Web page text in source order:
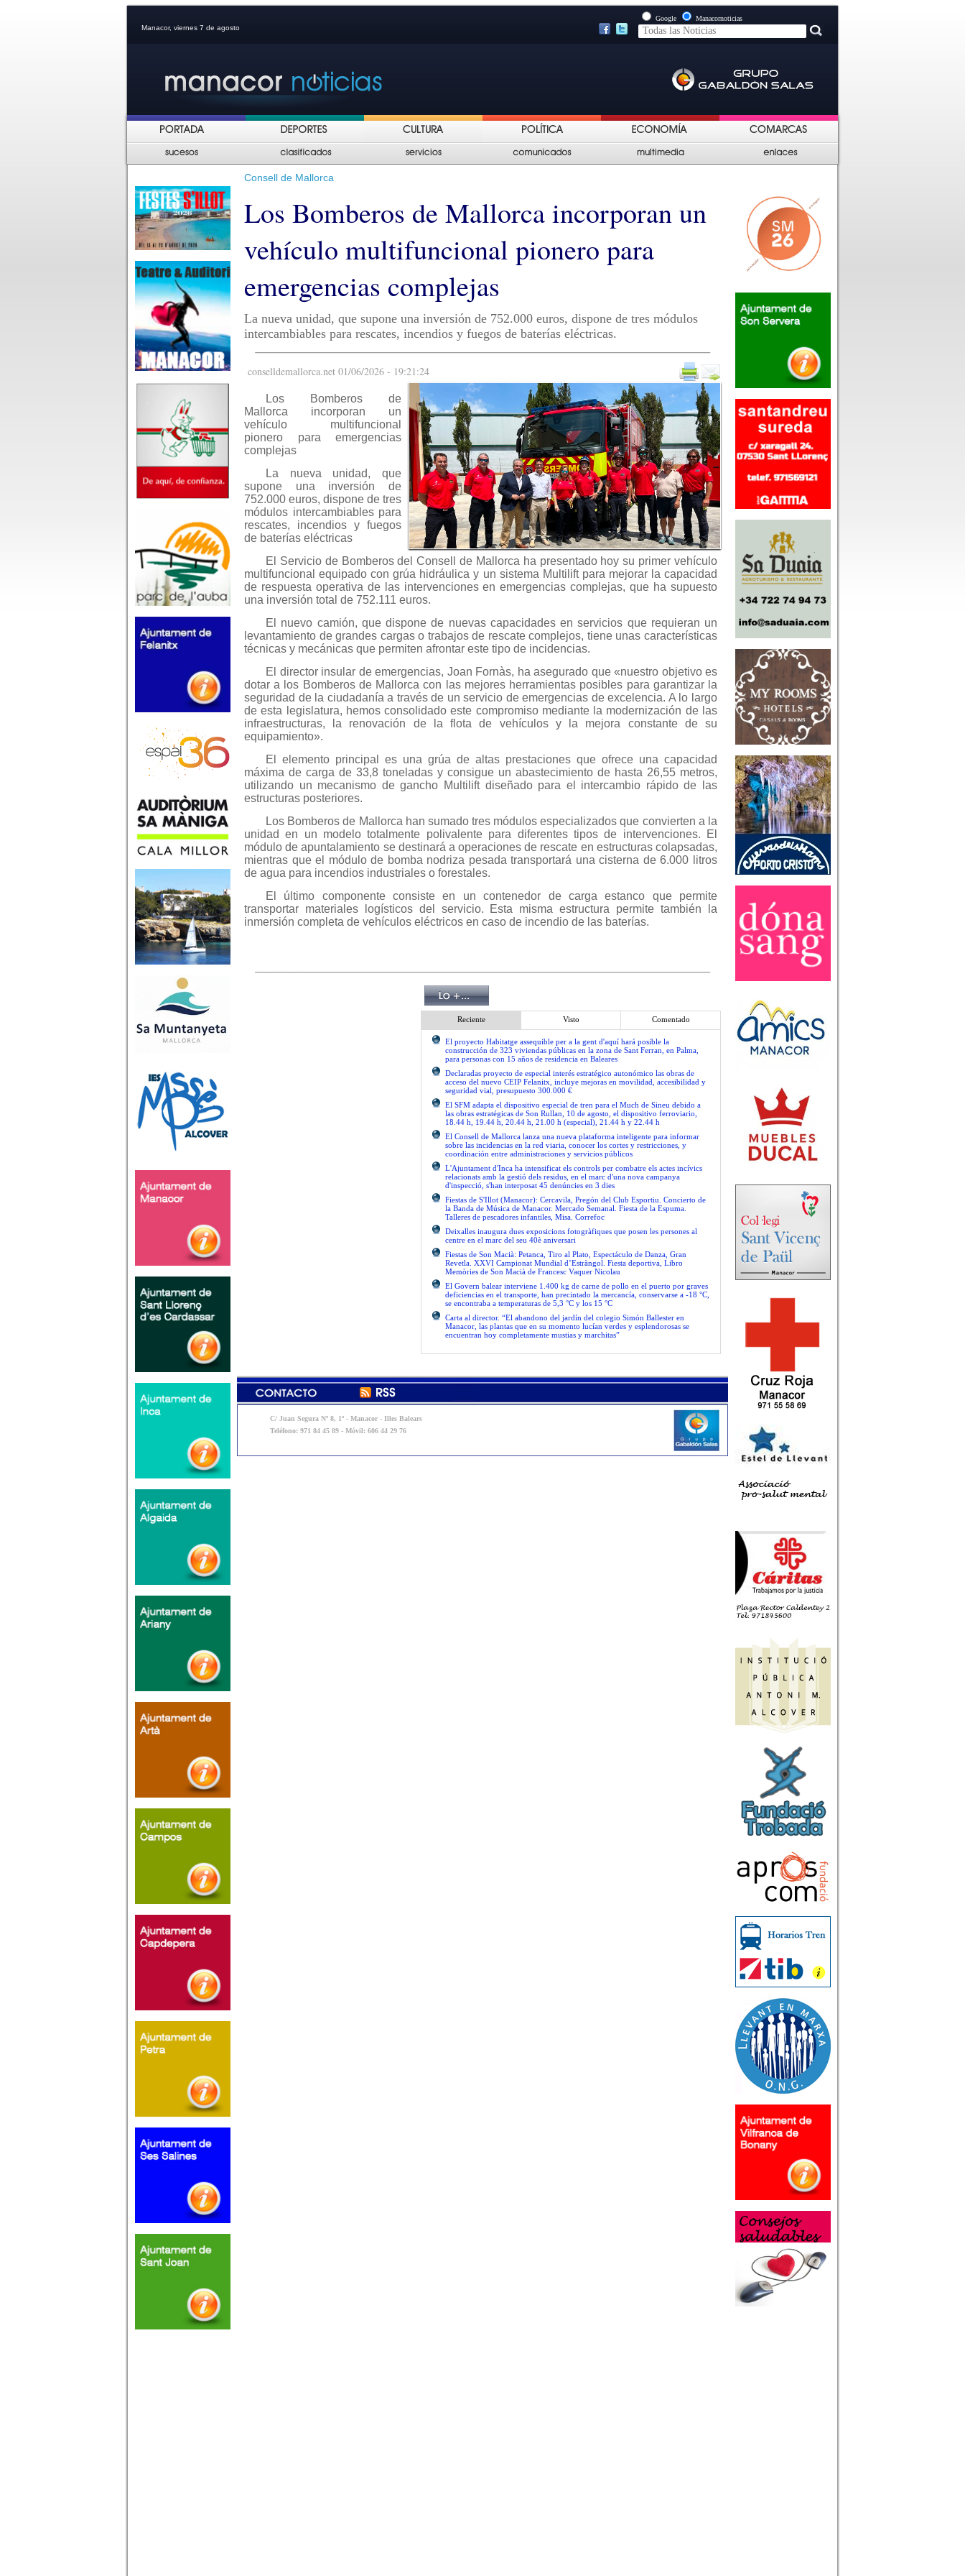
Manacor, viernes 7 de agosto
Google Manacornoticias
Consell de Mallorca
Los Bomberos de Mallorca incorporan un
vehículo multifuncional pionero para
emergencias complejas
La nueva unidad, que supone una inversión de 752.000 euros, dispone de tres módulos
intercambiables para rescates, incendios y fuegos de baterías eléctricas.
conselldemallorca.net 01/06/2026 - 19:21:24
Los Bomberos de
Mallorca incorporan un
vehículo multifuncional
pionero para emergencias
complejas
La nueva unidad, que
supone una inversión de
752.000 euros, dispone de tres
módulos intercambiables para
rescates, incendios y fuegos
de baterías eléctricas
El Servicio de Bomberos del Consell de Mallorca ha presentado hoy su primer vehículo
multifuncional equipado con grúa hidráulica y un sistema Multilift para mejorar la capacidad
de respuesta operativa de las intervenciones en emergencias complejas, que ha supuesto
una inversión total de 752.111 euros.
El nuevo camión, que dispone de nuevas capacidades en servicios que requieran un
levantamiento de grandes cargas o trabajos de rescate complejos, tiene unas características
técnicas y mecánicas que permiten afrontar este tipo de incidencias.
El director insular de emergencias, Joan Fornàs, ha asegurado que «nuestro objetivo es
dotar a los Bomberos de Mallorca con las mejores herramientas posibles para garantizar la
seguridad de la ciudadanía a través de un servicio de emergencias de excelencia. A lo largo
de esta legislatura, hemos consolidado este compromiso mediante la modernización de las
infraestructuras, la renovación de la flota de vehículos y la mejora constante de su
equipamiento».
El elemento principal es una grúa de altas prestaciones que ofrece una capacidad
máxima de carga de 33,8 toneladas y consigue un abastecimiento de hasta 26,55 metros,
utilizando un mecanismo de gancho Multilift diseñado para el intercambio rápido de las
estructuras posteriores.
Los Bomberos de Mallorca han sumado tres módulos especializados que convierten a la
unidad en un modelo totalmente polivalente para diferentes tipos de intervenciones. El
módulo de apuntalamiento se destinará a operaciones de rescate en estructuras colapsadas,
mientras que el módulo de bomba nodriza pesada transportará una cisterna de 6.000 litros
de agua para incendios industriales o forestales.
El último componente consiste en un contenedor de carga estanco que permite
transportar materiales logísticos del servicio. Esta misma estructura permite también la
inmersión completa de vehículos eléctricos en caso de incendio de las baterías.
Reciente Visto Comentado
El proyecto Habitatge assequible per a la gent d'aquí hará posible la
construcción de 323 viviendas públicas en la zona de Sant Ferran, en Palma,
para personas con 15 años de residencia en Baleares
Declaradas proyecto de especial interés estratégico autonómico las obras de
acceso del nuevo CEIP Felanitx, incluye mejoras en movilidad, accesibilidad y
seguridad vial, presupuesto 300.000 €
El SFM adapta el dispositivo especial de tren para el Much de Sineu debido a
las obras estratégicas de Son Rullan, 10 de agosto, el dispositivo ferroviario,
18.44 h, 19.44 h, 20.44 h, 21.00 h (especial), 21.44 h y 22.44 h
El Consell de Mallorca lanza una nueva plataforma inteligente para informar
sobre las incidencias en la red viaria, conocer los cortes y restricciones, y
coordinación entre administraciones y servicios públicos
L'Ajuntament d'Inca ha intensificat els controls per combatre els actes incívics
relacionats amb la gestió dels residus, en el marc d'una nova campanya
d'inspecció, s'han interposat 45 denúncies en 3 dies
Fiestas de S'Illot (Manacor): Cercavila, Pregón del Club Esportiu. Concierto de
la Banda de Música de Manacor. Mercado Semanal. Fiesta de la Espuma.
Talleres de pescadores infantiles, Misa. Correfoc
Deixalles inaugura dues exposicions fotogràfiques que posen les persones al
centre en el marc del seu 40è aniversari
Fiestas de Son Macià: Petanca, Tiro al Plato, Espectáculo de Danza, Gran
Revetla. XXVI Campionat Mundial d’Estràngol. Fiesta deportiva, Libro
Memòries de Son Macià de Francesc Vaquer Nicolau
El Govern balear interviene 1.400 kg de carne de pollo en el puerto por graves
deficiencias en el transporte, han precintado la mercancía, conservarse a -18 °C,
se encontraba a temperaturas de 5,3 °C y los 15 °C
Carta al director. “El abandono del jardín del colegio Simón Ballester en
Manacor, las plantas que en su momento lucían verdes y esplendorosas se
encuentran hoy completamente mustias y marchitas”
C/ Juan Segura Nº 8, 1º - Manacor - Illes Balears
Teléfono: 971 84 45 89 - Móvil: 606 44 29 76